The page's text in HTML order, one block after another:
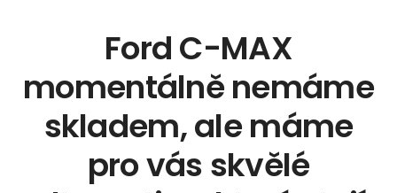
Ford C-MAX
momentálně nemáme
skladem, ale máme
pro vás skvělé